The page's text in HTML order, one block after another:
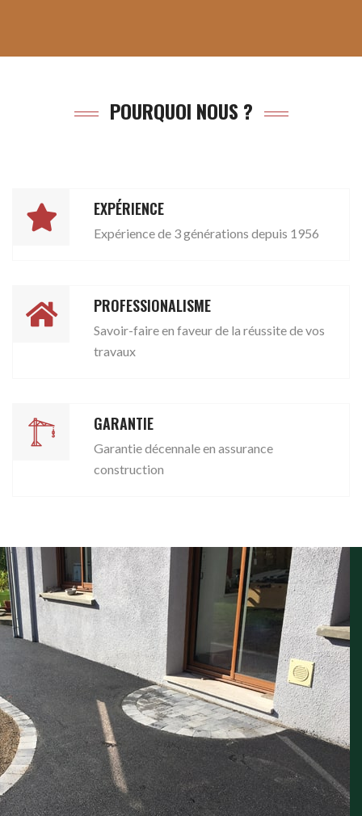
POURQUOI NOUS ?
EXPÉRIENCE
Expérience de 3 générations depuis 1956
PROFESSIONALISME
Savoir-faire en faveur de la réussite de vos
travaux
GARANTIE
Garantie décennale en assurance
construction